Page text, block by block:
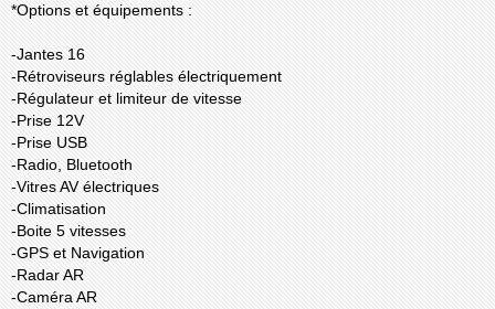
*Options et équipements :
-Jantes 16
-Rétroviseurs réglables électriquement
-Régulateur et limiteur de vitesse
-Prise 12V
-Prise USB
-Radio, Bluetooth
-Vitres AV électriques
-Climatisation
-Boite 5 vitesses
-GPS et Navigation
-Radar AR
-Caméra AR